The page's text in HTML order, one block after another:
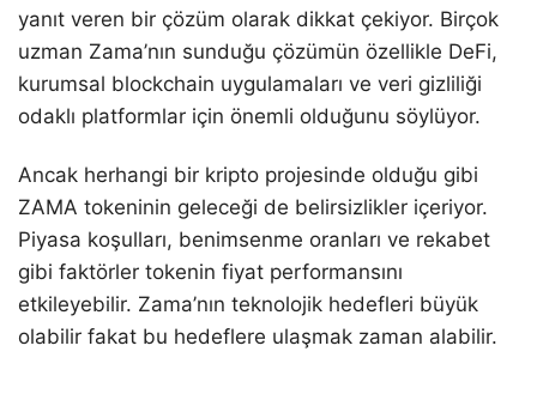
yanıt veren bir çözüm olarak dikkat çekiyor. Birçok
uzman Zama’nın sunduğu çözümün özellikle DeFi,
kurumsal blockchain uygulamaları ve veri gizliliği
odaklı platformlar için önemli olduğunu söylüyor.
Ancak herhangi bir kripto projesinde olduğu gibi
ZAMA tokeninin geleceği de belirsizlikler içeriyor.
Piyasa koşulları, benimsenme oranları ve rekabet
gibi faktörler tokenin fiyat performansını
etkileyebilir. Zama’nın teknolojik hedefleri büyük
olabilir fakat bu hedeflere ulaşmak zaman alabilir.